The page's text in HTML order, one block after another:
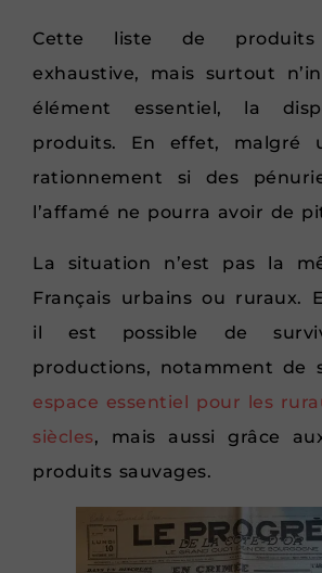
Cette liste de
exhaustive, mais surtout
élément essentiel, la
produits. En effet, malgré
rationnement si des
l’affamé ne pourra avoir de
La situation n’est pas la
Français urbains ou ruraux.
il est possible de
productions, notamment de
espace essentiel pour les
siècles, mais aussi grâce
produits sauvages.